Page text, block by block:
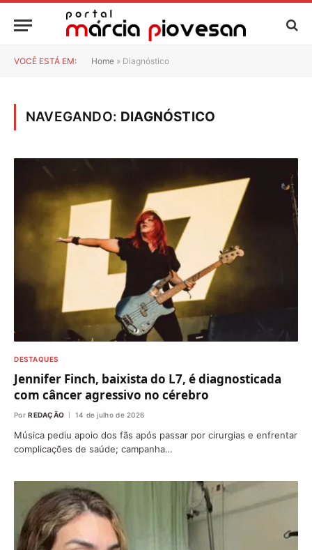
VOCÊ ESTÁ EM: Home » Diagnóstico
NAVEGANDO: DIAGNÓSTICO
DESTAQUES
Jennifer Finch, baixista do L7, é diagnosticada
com câncer agressivo no cérebro
Por REDAÇÃO 14 de julho de 2026
Música pediu apoio dos fãs após passar por cirurgias e enfrentar
complicações de saúde; campanha…